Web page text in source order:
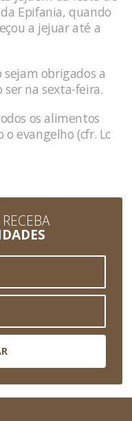
Epifania, quando
a jejuar até a
obrigados a
na sexta-feira.
os alimentos
o evangelho (cfr. Lc